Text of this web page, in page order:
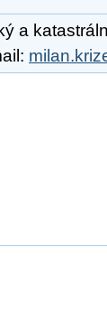
a